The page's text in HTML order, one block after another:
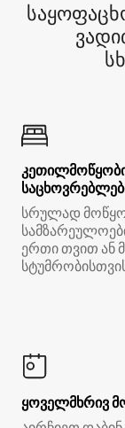
სრულად
ერთი თვით ან
ყოველმხრივ